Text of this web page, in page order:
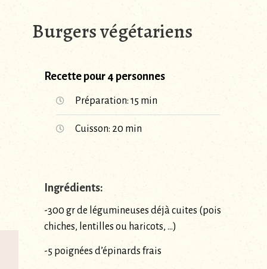
Burgers végétariens
Recette pour 4 personnes
Préparation: 15 min
Cuisson: 20 min
Ingrédients:
-300 gr de légumineuses déjà cuites (pois
chiches, lentilles ou haricots, …)
-5 poignées d’épinards frais